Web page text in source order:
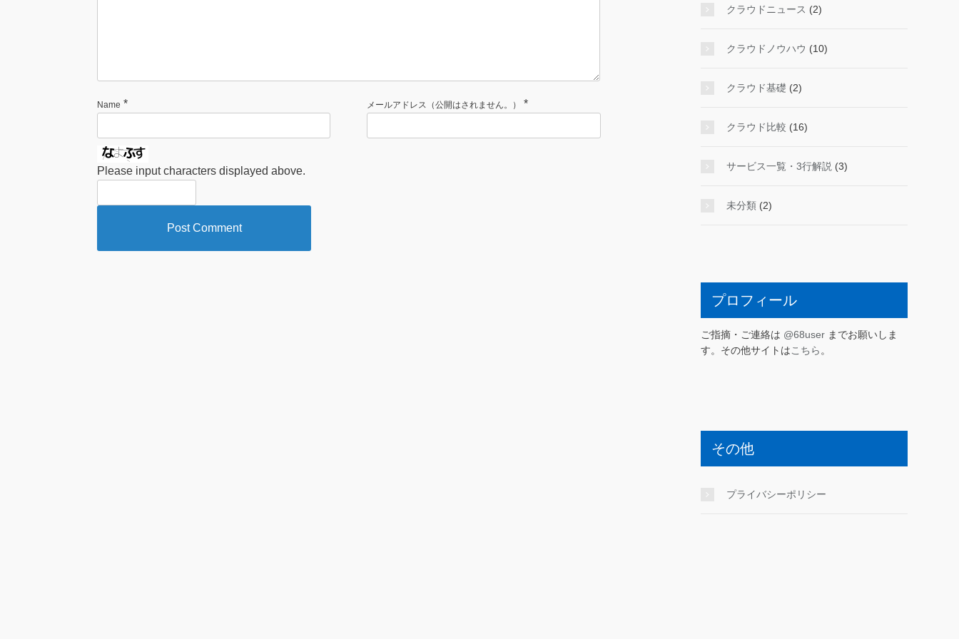
Name * メールアドレス（公開はされません。） *
Please input characters displayed above.
クラウドニュース (2)
クラウドノウハウ (10)
クラウド基礎 (2)
クラウド比較 (16)
サービス一覧・3行解説 (3)
未分類 (2)
プロフィール
ご指摘・ご連絡は @68user までお願いしま
す。その他サイトはこちら 。
その他
プライバシーポリシー